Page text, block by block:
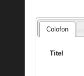
Colofon
Titel